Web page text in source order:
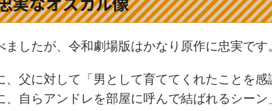
ましたが、令和劇場版はかなり原作に忠実です
、父に対して「男として育ててくれたことを感
、自らアンドレを部屋に呼んで結ばれるシー